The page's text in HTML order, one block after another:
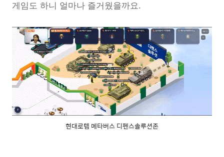
게임도 하니 얼마나 즐거웠을까요.
현대로템 메타버스 디펜스솔루션존